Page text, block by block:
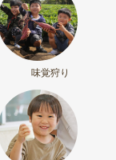
味覚狩り